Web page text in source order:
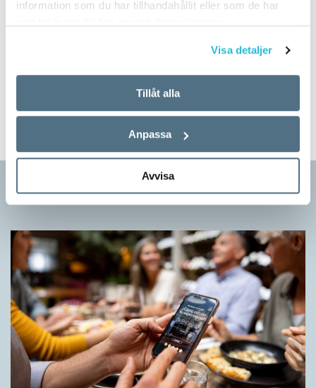
information som du har tillhandahållit eller som de har
Visa detaljer
Tillåt alla
Anpassa
Avvisa
Tidningen i brevlådan plus tillgång till webben och digital
läsning med vår app
Artiklar